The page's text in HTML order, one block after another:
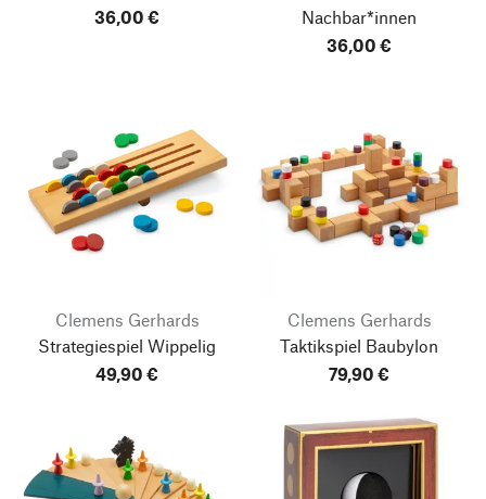
36,00 €
Nachbar*innen
36,00 €
Clemens Gerhards
Strategiespiel Wippelig
49,90 €
Clemens Gerhards
Taktikspiel Baubylon
79,90 €